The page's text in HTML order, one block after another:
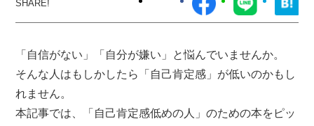
「自信がない」「自分が嫌い」と悩んでいませんか。
そんな人はもしかしたら「自己肯定感」が低いのかもし
れません。
本記事では、「自己肯定感低めの人」のための本をピッ